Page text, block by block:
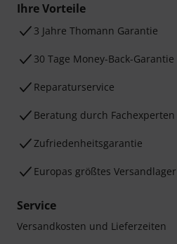
Ihre Vorteile
3 Jahre Thomann Garantie
30 Tage Money-Back-Garantie
Reparaturservice
Beratung durch Fachexperten
Zufriedenheitsgarantie
Europas größtes Versandlager
Service
Versandkosten und Lieferzeiten